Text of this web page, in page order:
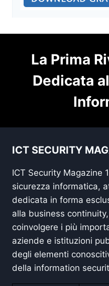
La Prima
Dedicata
ICT SECURITY
ICT Security Magazine
sicurezza informatica,
dedicata in forma
alla business
coinvolgere i più
aziende e istituzioni
degli elementi
della information